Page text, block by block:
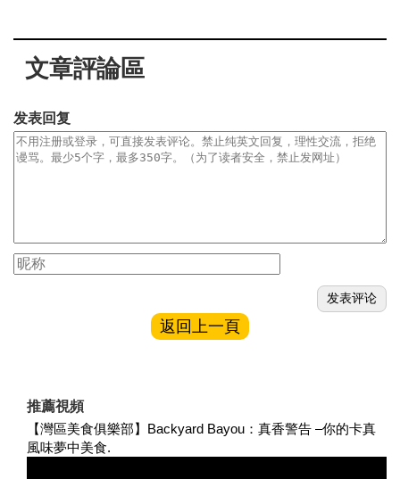
文章評論區
发表回复
返回上一頁
推薦視頻
【灣區美食俱樂部】Backyard Bayou：真香警告 –你的卡真
風味夢中美食.